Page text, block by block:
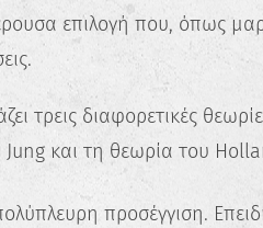
επιλογή που, όπως
τρεις διαφορετικές
και τη θεωρία του
προσέγγιση.